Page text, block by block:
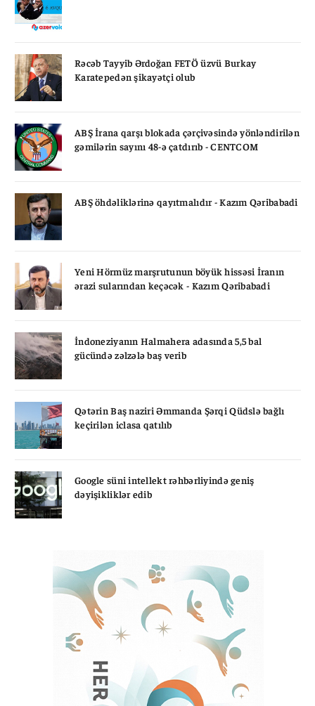
Rəcəb Tayyib Ərdoğan FETÖ üzvü Burkay
Karatepedən şikayətçi olub
ABŞ İrana qarşı blokada çərçivəsində yönləndirilən
gəmilərin sayını 48-ə çatdırıb - CENTCOM
ABŞ öhdəliklərinə qayıtmalıdır - Kazım Qəribabadi
Yeni Hörmüz marşrutunun böyük hissəsi İranın
ərazi sularından keçəcək - Kazım Qəribabadi
İndoneziyanın Halmahera adasında 5,5 bal
gücündə zəlzələ baş verib
Qətərin Baş naziri Əmmanda Şərqi Qüdslə bağlı
keçirilən iclasa qatılıb
Google süni intellekt rəhbərliyində geniş
dəyişikliklər edib